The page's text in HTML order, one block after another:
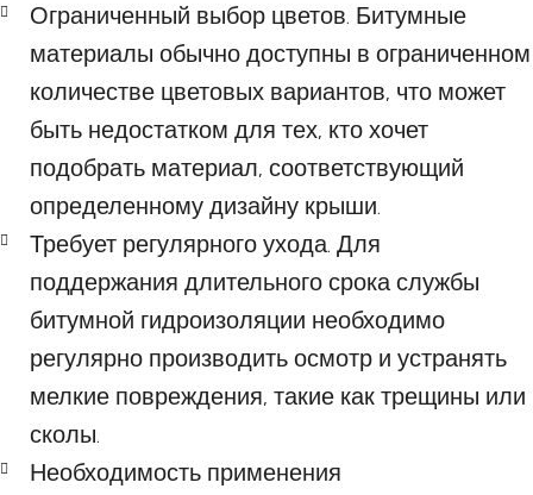
Ограниченный выбор цветов. Битумные
материалы обычно доступны в ограниченном
количестве цветовых вариантов, что может
быть недостатком для тех, кто хочет
подобрать материал, соответствующий
определенному дизайну крыши.
Требует регулярного ухода. Для
поддержания длительного срока службы
битумной гидроизоляции необходимо
регулярно производить осмотр и устранять
мелкие повреждения, такие как трещины или
сколы.
Необходимость применения